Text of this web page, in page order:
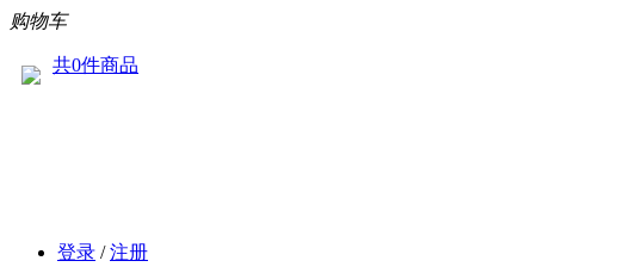
购物车
共0件商品
登录 /注册